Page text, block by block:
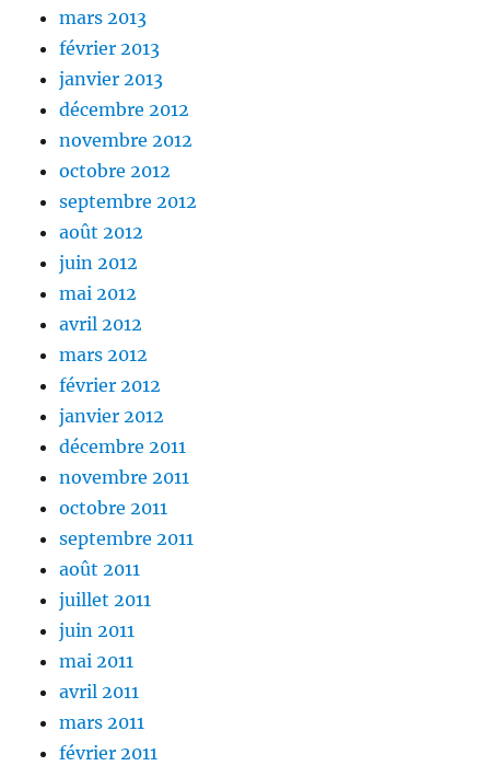
mars 2013
février 2013
janvier 2013
décembre 2012
novembre 2012
octobre 2012
septembre 2012
août 2012
juin 2012
mai 2012
avril 2012
mars 2012
février 2012
janvier 2012
décembre 2011
novembre 2011
octobre 2011
septembre 2011
août 2011
juillet 2011
juin 2011
mai 2011
avril 2011
mars 2011
février 2011